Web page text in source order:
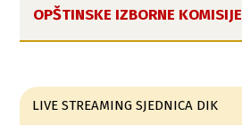
OPŠTINSKE IZBORNE KOMISIJE
LIVE STREAMING SJEDNICA DIK